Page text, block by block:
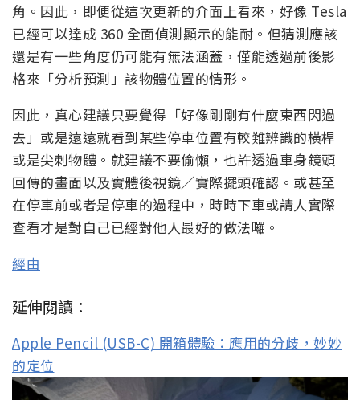
角。因此，即便從這次更新的介面上看來，好像 Tesla
已經可以達成 360 全面偵測顯示的能耐。但猜測應該
還是有一些角度仍可能有無法涵蓋，僅能透過前後影
格來「分析預測」該物體位置的情形。
因此，真心建議只要覺得「好像剛剛有什麼東西閃過
去」或是遠遠就看到某些停車位置有較難辨識的橫桿
或是尖刺物體。就建議不要偷懶，也許透過車身鏡頭
回傳的畫面以及實體後視鏡／實際擺頭確認。或甚至
在停車前或者是停車的過程中，時時下車或請人實際
查看才是對自己已經對他人最好的做法囉。
經由 ｜
延伸閱讀：
Apple Pencil (USB-C) 開箱體驗：應用的分歧，妙妙
的定位